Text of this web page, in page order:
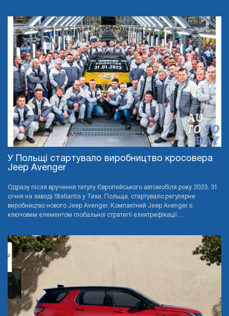
У Польщі стартувало виробництво кросовера
Jeep Avenger
Одразу після вручення титулу Європейського автомобіля року 2023, 31
січня на заводі Stellantis у Тихи, Польща, стартувало регулярне
виробництво нового Jeep Avenger. Компактний Jeep Avenger є
ключовим елементом глобальної стратегії електрифікації ...